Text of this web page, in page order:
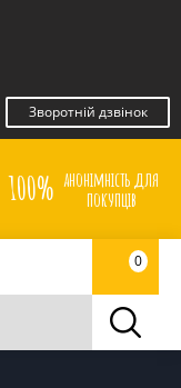
Зворотній дзвінок
100% анонімність для
покупців
0